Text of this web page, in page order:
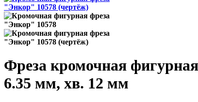
Фреза кромочная
6.35 мм, хв. 12 мм